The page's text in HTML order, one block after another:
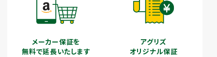
メーカー保証を
無料で延長いたします
アグリズ
オリジナル保証